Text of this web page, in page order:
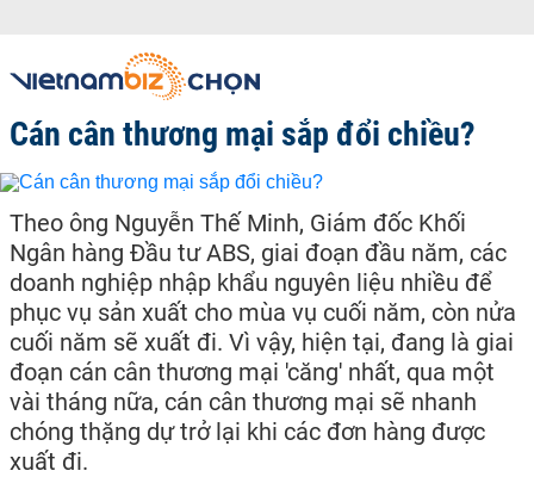
Cán cân thương mại sắp đổi chiều?
Theo ông Nguyễn Thế Minh, Giám đốc Khối
Ngân hàng Đầu tư ABS, giai đoạn đầu năm, các
doanh nghiệp nhập khẩu nguyên liệu nhiều để
phục vụ sản xuất cho mùa vụ cuối năm, còn nửa
cuối năm sẽ xuất đi. Vì vậy, hiện tại, đang là giai
đoạn cán cân thương mại 'căng' nhất, qua một
vài tháng nữa, cán cân thương mại sẽ nhanh
chóng thặng dự trở lại khi các đơn hàng được
xuất đi.